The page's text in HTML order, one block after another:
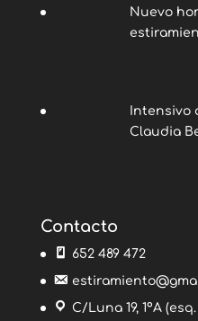
Nuevo
Intensivo
Claudia
Contacto
652 489 472
C/Luna 19, 1ºA